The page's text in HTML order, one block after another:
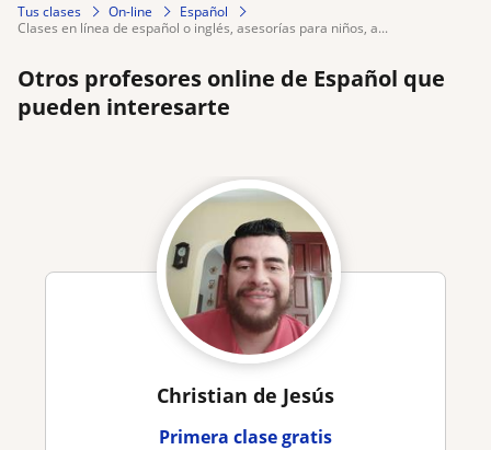
Tus clases On-line
Español
clases en línea de español o inglés, asesorías para niños, a...
Otros profesores online de Español que
pueden interesarte
Christian de Jesús
Primera clase gratis